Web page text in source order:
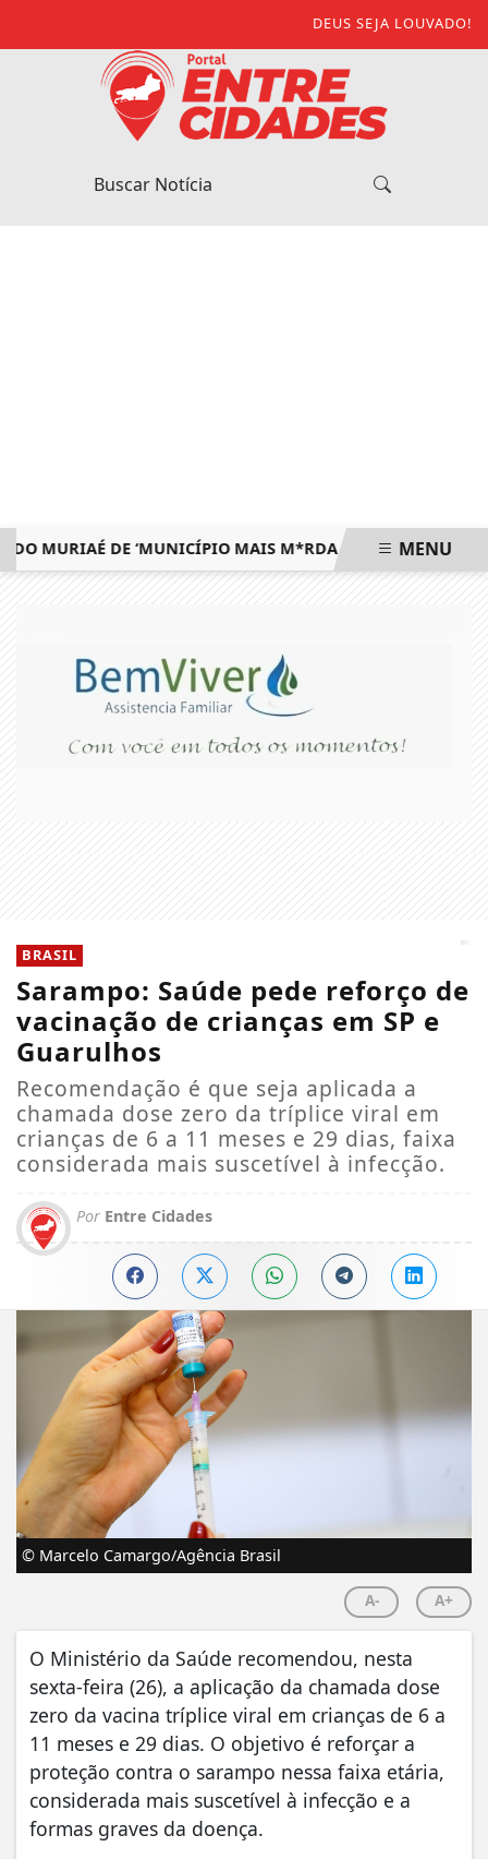
DEUS SEJA LOUVADO!
DE ‘MUNICÍPIO MAIS M*RDA DO ESTADO’ EMENU
BRASIL
Sarampo: Saúde pede reforço de
vacinação de crianças em SP e
Guarulhos
Recomendação é que seja aplicada a
chamada dose zero da tríplice viral em
crianças de 6 a 11 meses e 29 dias, faixa
considerada mais suscetível à infecção.
Por Entre Cidades
© Marcelo Camargo/Agência Brasil
A- A+
O Ministério da Saúde recomendou, nesta
sexta-feira (26), a aplicação da chamada dose
zero da vacina tríplice viral em crianças de 6 a
11 meses e 29 dias. O objetivo é reforçar a
proteção contra o sarampo nessa faixa etária,
considerada mais suscetível à infecção e a
formas graves da doença.